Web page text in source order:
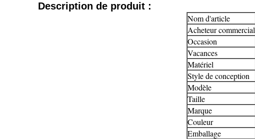
Description de produit :
Nom d'article
Acheteur commercial
Occasion
Vacances
Matériel
Style de conception
Modèle
Taille
Marque
Couleur
Emballage